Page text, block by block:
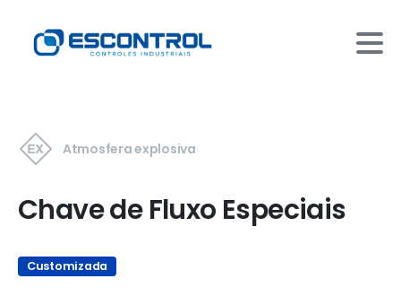
Atmosfera explosiva
Chave de Fluxo Especiais
Customizada